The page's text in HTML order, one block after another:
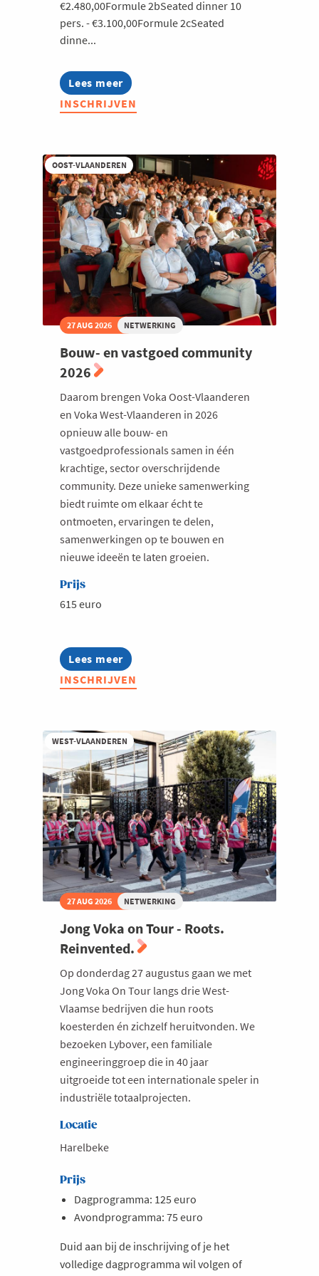
€2.480,00Formule 2bSeated dinner 10
pers. - €3.100,00Formule 2cSeated
dinne...
Lees meer
about
Zomerkasteelfeest
2026
INSCHRIJVEN
OOST-VLAANDEREN
27 AUG 2026 NETWERKING
Bouw- en vastgoed community
2026
Daarom brengen Voka Oost-Vlaanderen
en Voka West-Vlaanderen in 2026
opnieuw alle bouw- en
vastgoedprofessionals samen in één
krachtige, sector overschrijdende
community. Deze unieke samenwerking
biedt ruimte om elkaar écht te
ontmoeten, ervaringen te delen,
samenwerkingen op te bouwen en
nieuwe ideeën te laten groeien.
Prijs
615 euro
Lees meer
about
Bouw-
en
INSCHRIJVEN
WEST-VLAANDEREN
27 AUG 2026 NETWERKING
Jong Voka on Tour - Roots.
Reinvented.
Op donderdag 27 augustus gaan we met
Jong Voka On Tour langs drie West-
Vlaamse bedrijven die hun roots
koesterden én zichzelf heruitvonden. We
bezoeken Lybover, een familiale
engineeringgroep die in 40 jaar
uitgroeide tot een internationale speler in
industriële totaalprojecten.
Locatie
Harelbeke
Prijs
Dagprogramma: 125 euro
Avondprogramma: 75 euro
Duid aan bij de inschrijving of je het
volledige dagprogramma wil volgen of